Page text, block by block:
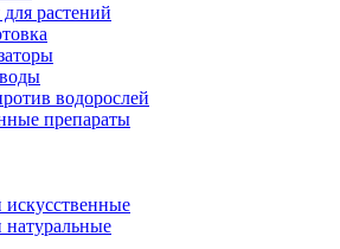
растений
водорослей
препараты
натуральные